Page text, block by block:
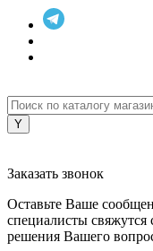
Заказать звонок
Оставьте Ваше
специалисты
решения Вашего